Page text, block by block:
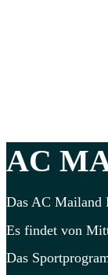
AC
Das AC Mailand
Es findet von
Das